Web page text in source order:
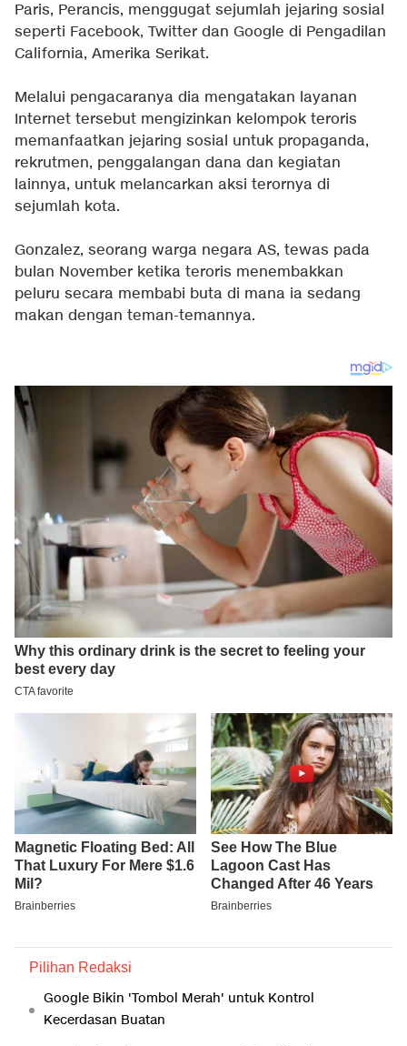
Paris, Perancis, menggugat sejumlah jejaring sosial
seperti Facebook, Twitter dan Google di Pengadilan
California, Amerika Serikat.
Melalui pengacaranya dia mengatakan layanan
Internet tersebut mengizinkan kelompok teroris
memanfaatkan jejaring sosial untuk propaganda,
rekrutmen, penggalangan dana dan kegiatan
lainnya, untuk melancarkan aksi terornya di
sejumlah kota.
Gonzalez, seorang warga negara AS, tewas pada
bulan November ketika teroris menembakkan
peluru secara membabi buta di mana ia sedang
makan dengan teman-temannya.
Pilihan Redaksi
Google Bikin 'Tombol Merah' untuk Kontrol
Kecerdasan Buatan